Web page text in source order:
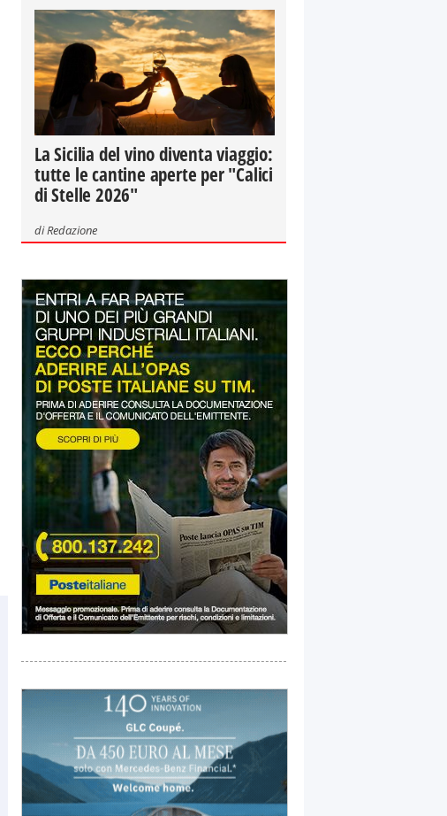
La Sicilia del vino diventa viaggio:
tutte le cantine aperte per "Calici
di Stelle 2026"
diRedazione